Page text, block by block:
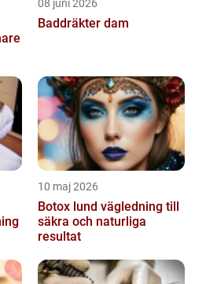
08 juni 2026
Baddräkter dam
10 maj 2026
Botox lund vägledning till
säkra och naturliga
resultat